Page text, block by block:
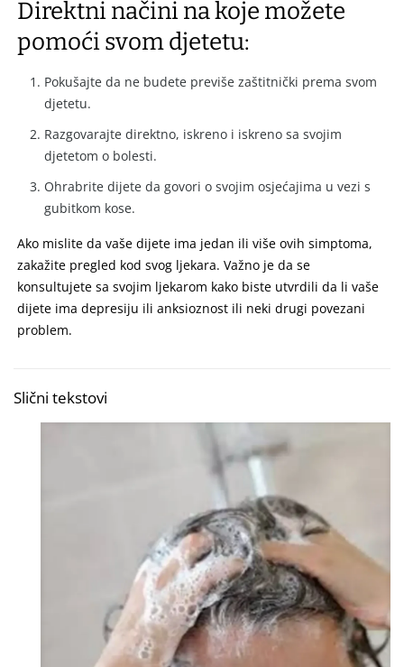
Direktni načini na koje možete
pomoći svom djetetu:
Pokušajte da ne budete previše zaštitnički prema svom
djetetu.
Razgovarajte direktno, iskreno i iskreno sa svojim
djetetom o bolesti.
Ohrabrite dijete da govori o svojim osjećajima u vezi s
gubitkom kose.
Ako mislite da vaše dijete ima jedan ili više ovih simptoma,
zakažite pregled kod svog ljekara. Važno je da se
konsultujete sa svojim ljekarom kako biste utvrdili da li vaše
dijete ima depresiju ili anksioznost ili neki drugi povezani
problem.
Slični tekstovi